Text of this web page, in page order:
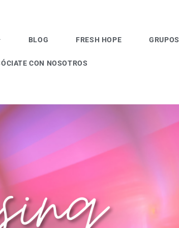
BLOG FRESH HOPE GRUPOS
CON NOSOTROS